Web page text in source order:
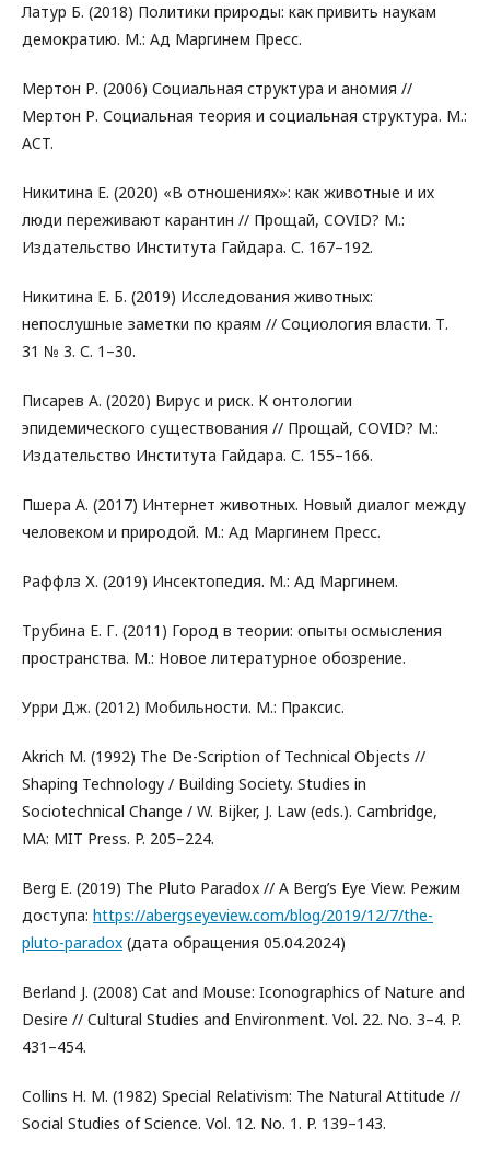
Латур Б. (2018) Политики природы: как привить наукам
демократию. М.: Ад Маргинем Пресс.
Мертон Р. (2006) Социальная структура и аномия //
Мертон Р. Социальная теория и социальная структура. М.:
ACT.
Никитина Е. (2020) «В отношениях»: как животные и их
люди переживают карантин // Прощай, COVID? М.:
Издательство Института Гайдара. С. 167–192.
Никитина Е. Б. (2019) Исследования животных:
непослушные заметки по краям // Социология власти. Т.
31 № 3. С. 1–30.
Писарев А. (2020) Вирус и риск. К онтологии
эпидемического существования // Прощай, COVID? М.:
Издательство Института Гайдара. С. 155–166.
Пшера А. (2017) Интернет животных. Новый диалог между
человеком и природой. М.: Ад Маргинем Пресс.
Раффлз Х. (2019) Инсектопедия. М.: Ад Маргинем.
Трубина Е. Г. (2011) Город в теории: опыты осмысления
пространства. М.: Новое литературное обозрение.
Урри Дж. (2012) Мобильности. М.: Праксис.
Akrich M. (1992) The De-Scription of Technical Objects //
Shaping Technology / Building Society. Studies in
Sociotechnical Change / W. Bijker, J. Law (eds.). Cambridge,
MA: MIT Press. P. 205–224.
Berg E. (2019) The Pluto Paradox // A Berg’s Eye View. Режим
доступа: https://abergseyeview.com/blog/2019/12/7/the-
pluto-paradox (дата обращения 05.04.2024)
Berland J. (2008) Cat and Mouse: Iconographics of Nature and
Desire // Cultural Studies and Environment. Vol. 22. No. 3–4. P.
431–454.
Collins H. M. (1982) Special Relativism: The Natural Attitude //
Social Studies of Science. Vol. 12. No. 1. P. 139–143.